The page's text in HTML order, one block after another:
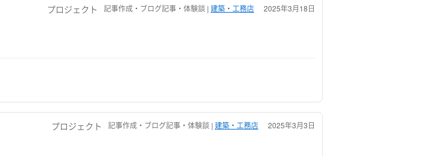
プロジェクト 記事作成・ブログ記事・体験談 | 建築・工務店 2025年3月18日
プロジェクト 記事作成・ブログ記事・体験談 | 建築・工務店 2025年3月3日